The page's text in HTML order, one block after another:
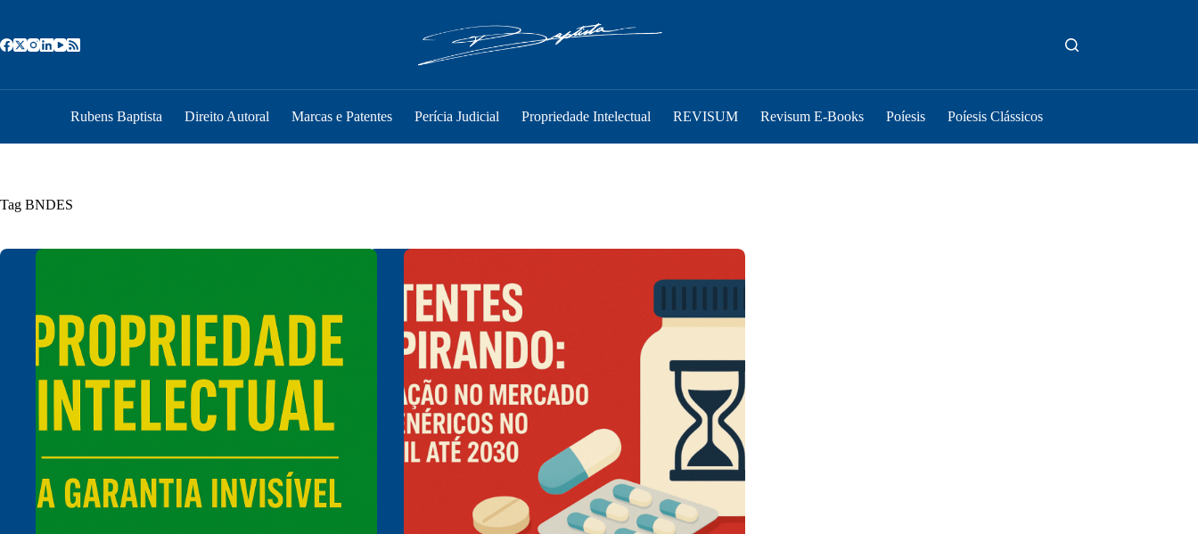
o
conteúdo
Rubens Baptista Direito Autoral Marcas e Patentes Perícia Judicial Propriedade Intelectual REVISUM Revisum E-Books Poíesis Poíesis Clássicos
Tag BNDES